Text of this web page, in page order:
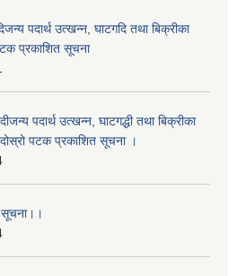
पदार्थ उत्खन्न, घाटगदि तथा बिक्रीका
प्रकाशित सूचना
पदार्थ उत्खन्न, घाटगद्धी तथा बिक्रीका
पटक प्रकाशित सूचना ।